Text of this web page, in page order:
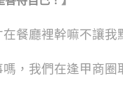
餐廳裡幹嘛不讓我
，我們在逢甲商圈